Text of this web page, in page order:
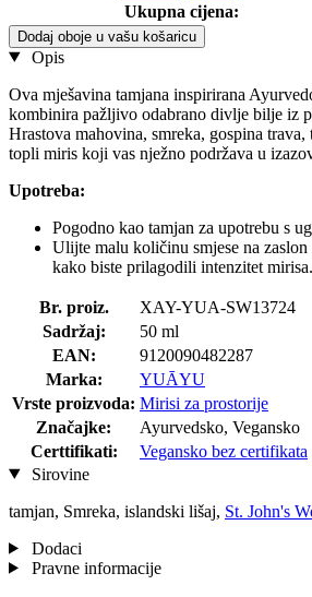
Ukupna cijena:
Dodaj oboje u vašu košaricu
Opis
Ova mješavina tamjana inspirirana
kombinira pažljivo odabrano divlje bilje iz
Hrastova mahovina, smreka, gospina trava,
topli miris koji vas nježno podržava u
Upotreba:
Pogodno kao tamjan za upotrebu s
Ulijte malu količinu smjese na
kako biste prilagodili intenzitet mirisa.
Br. proiz.
XAY-YUA-SW13724
Sadržaj:
50 ml
EAN:
9120090482287
Marka:
YUĀYU
Vrste proizvoda: Mirisi za prostorije
Značajke:
Ayurvedsko, Vegansko
Certtifikati:
Vegansko bez certifikata
Sirovine
tamjan, Smreka, islandski lišaj, St. John's
Dodaci
Pravne informacije